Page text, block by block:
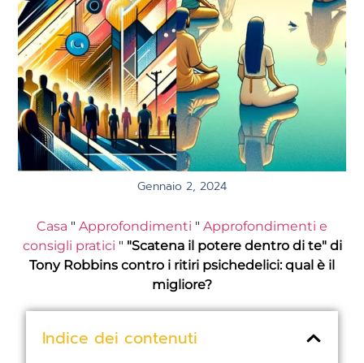
Gennaio 2, 2024
Casa " Approfondimenti " Approfondimenti e
consigli pratici " "Scatena il potere dentro di te" di
Tony Robbins contro i ritiri psichedelici: qual è il
migliore?
Indice dei contenuti